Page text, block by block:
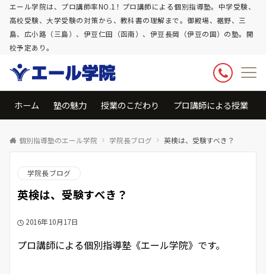
エール学院は、プロ講師率NO.1！プロ講師による個別指導塾。中学受験、
高校受験、大学受験の対策から、教科書の理解まで。御殿場、裾野、三
島、広小路（三島）、伊豆仁田（函南）、伊豆長岡（伊豆の国）の塾。開
校予定あり。
ホーム 塾の魅力 授業のこだわり プロ講師による授業
個別指導塾のエール学院 学院長ブログ 英検は、受験すべき？
学院長ブログ
英検は、受験すべき？
2016年10月17日
プロ講師による個別指導塾《エール学院》です。